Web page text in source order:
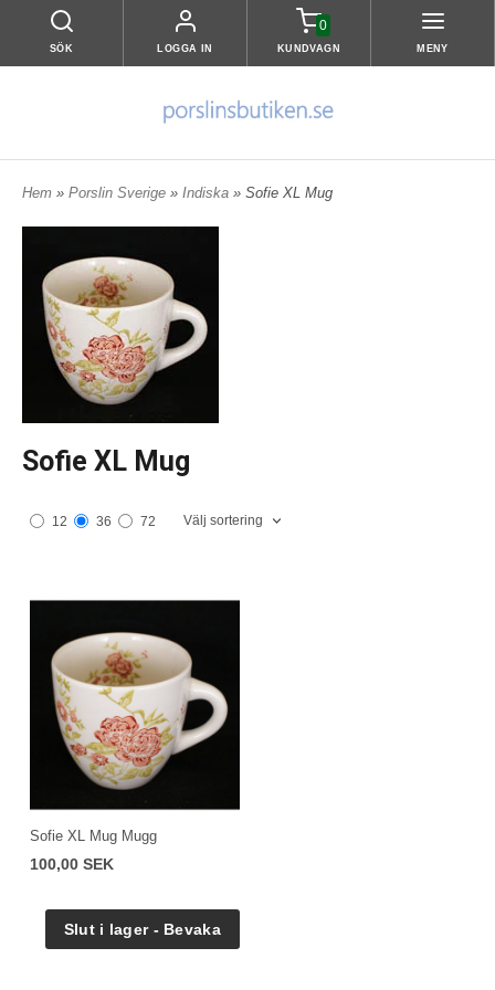
SÖK LOGGA IN
0
KUNDVAGN MENY
Hem » Porslin Sverige » Indiska » Sofie XL Mug
Sofie XL Mug
12 36 72 Välj sortering
Sofie XL Mug Mugg
100,00 SEK